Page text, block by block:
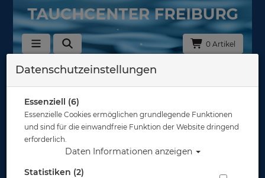
0 Artikel
Zurück
Datenschutzeinstellungen
Essenziell (6)
Essenzielle Cookies ermöglichen grundlegende Funktionen
und sind für die einwandfreie Funktion der Website dringend
erforderlich.
Daten Informationen anzeigen
Statistiken (2)